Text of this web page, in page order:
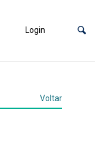
Login
Voltar